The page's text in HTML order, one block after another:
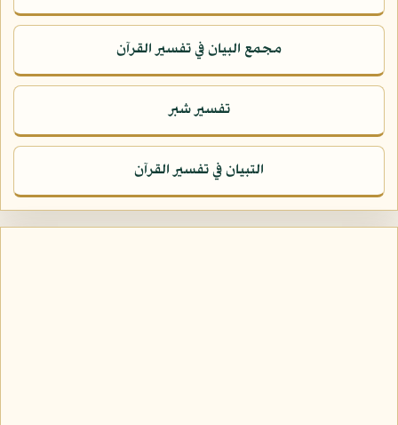
مجمع البيان في تفسير القرآن
تفسير شبر
التبيان في تفسير القرآن